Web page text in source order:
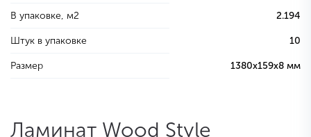
В упаковке, м2 2.194
Штук в упаковке 10
Размер 1380х159х8 мм
Ламинат Wood Style